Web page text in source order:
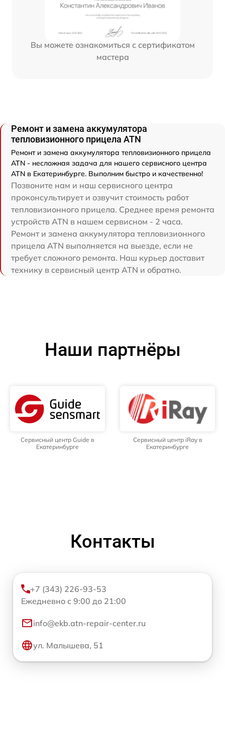
Вы можете ознакомиться с сертификатом
мастера
Ремонт и замена аккумулятора
тепловизионного прицела ATN
Ремонт и замена аккумулятора тепловизионного прицела
ATN - несложная задача для нашего сервисного центра
ATN в Екатеринбурге. Выполним быстро и качественно!
Позвоните нам и наш сервисного центра
проконсультирует и озвучит стоимость работ
тепловизионного прицела. Среднее время ремонта
устройств ATN в нашем сервисном - 2 часа.
Ремонт и замена аккумулятора тепловизионного
прицела ATN выполняется на выезде, если не
требует сложного ремонта. Наш курьер доставит
технику в сервисный центр ATN и обратно.
Наши партнёры
Сервисный центр Guide в
Екатеринбурге
Сервисный центр iRay в
Екатеринбурге
Контакты
+7 (343) 226-93-53
Ежедневно с 9:00 до 21:00
info@ekb.atn-repair-center.ru
ул. Малышева, 51